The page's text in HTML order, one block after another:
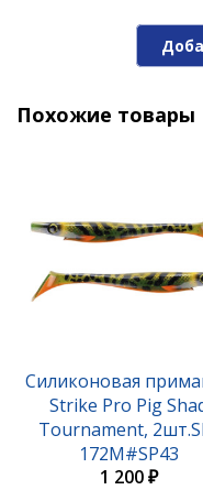
Мягкая
Похожие товары
Силиконовая
Strike Pro Pig
Tournament,
172M#SP43
1 200 ₽